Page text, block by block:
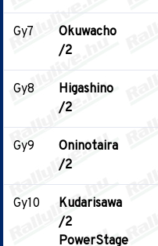
Gy7
Okuwacho
/2
Gy8
Higashino
/2
Gy9
Oninotaira
/2
Gy10
Kudarisawa
/2
PowerStage